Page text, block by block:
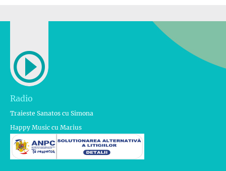
Radio
Traieste Sanatos cu Simona
Happy Music cu Marius